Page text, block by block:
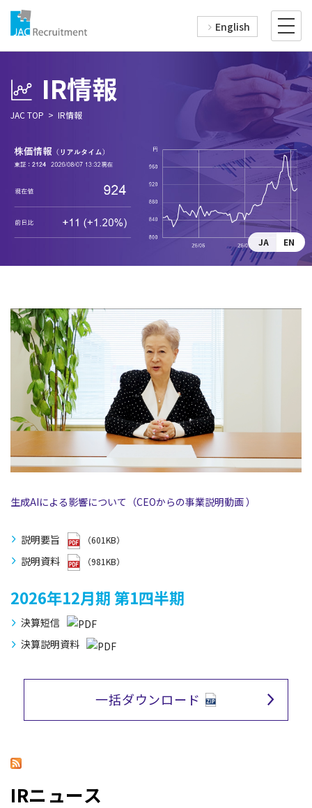
IR情報
JAC TOP IR情報
JA EN
生成AIによる影響について（CEOからの事業説明動画 ）
説明要旨 （601KB）
説明資料 （981KB）
2026年12月期第1四半期
決算短信
決算説明資料
一括ダウンロード
IRニュース
English